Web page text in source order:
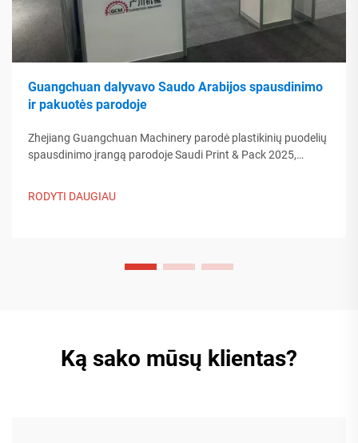
Guangchuan dalyvavo Saudo Arabijos spausdinimo
ir pakuotės parodoje
Zhejiang Guangchuan Machinery parodė plastikinių puodelių
spausdinimo įrangą parodoje Saudi Print & Pack 2025,
RODYTI DAUGIAU
Ką sako mūsų klientas?